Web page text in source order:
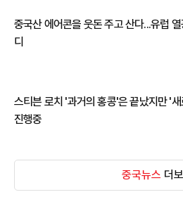
중국산 에어콘을 웃돈 주고 산다...유럽 열
디
스티븐 로치 '과거의 홍콩'은 끝났지만 '
진행중
중국뉴스 더